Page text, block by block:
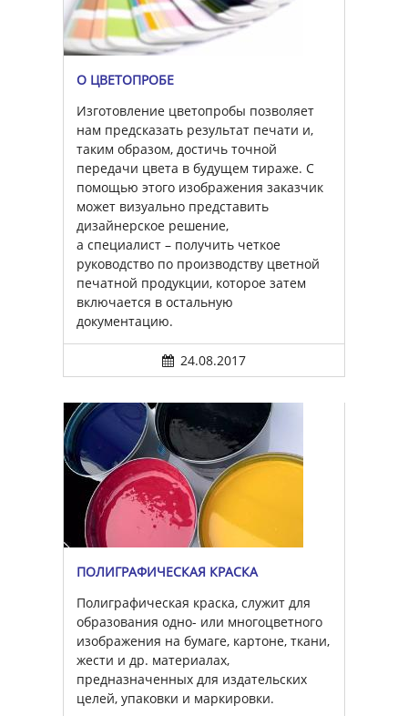
О ЦВЕТОПРОБЕ
Изготовление цветопробы позволяет
нам предсказать результат печати и,
таким образом, достичь точной
передачи цвета в будущем тираже. С
помощью этого изображения заказчик
может визуально представить
дизайнерское решение,
а специалист – получить четкое
руководство по производству цветной
печатной продукции, которое затем
включается в остальную
документацию.
24.08.2017
ПОЛИГРАФИЧЕСКАЯ КРАСКА
Полиграфическая краска, служит для
образования одно- или многоцветного
изображения на бумаге, картоне, ткани,
жести и др. материалах,
предназначенных для издательских
целей, упаковки и маркировки.